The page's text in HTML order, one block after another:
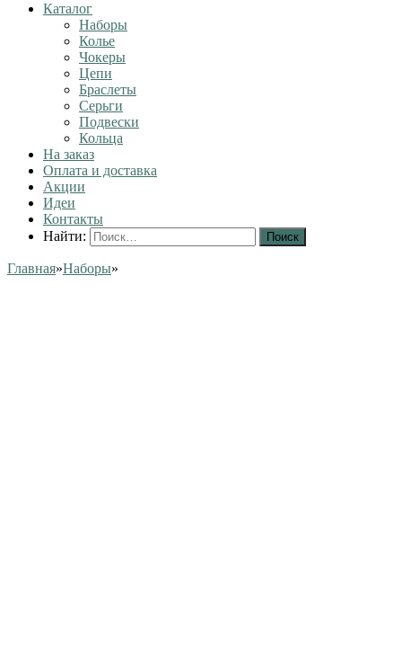
Каталог
Наборы
Колье
Чокеры
Цепи
Браслеты
Серьги
Подвески
Кольца
На заказ
Оплата и доставка
Акции
Идеи
Контакты
Найти:
Главная»Наборы»